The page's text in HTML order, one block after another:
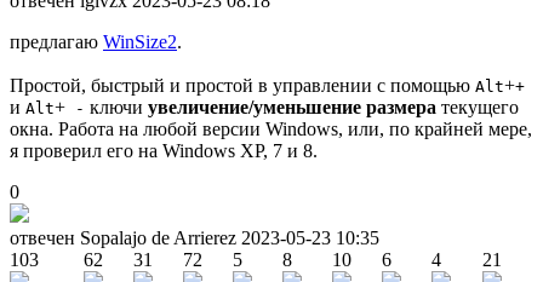
предлагаю WinSize2.
Простой, быстрый и простой в управлении с помощью Alt++
и Alt+ - ключи увеличение/уменьшение размера текущего
окна. Работа на любой версии Windows, или, по крайней мере,
я проверил его на Windows XP, 7 и 8.
0
отвечен Sopalajo de Arrierez 2023-05-23 10:35
103
62 31 72 5 8 10 6 4 21